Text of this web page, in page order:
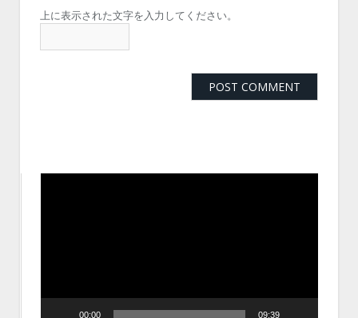
上に表示された文字を入力してください。
00:00 09:39